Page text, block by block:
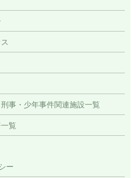
事・少年事件関連施設一覧
覧
ー